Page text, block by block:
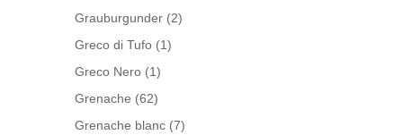
Grauburgunder (2)
Greco di Tufo (1)
Greco Nero (1)
Grenache (62)
Grenache blanc (7)